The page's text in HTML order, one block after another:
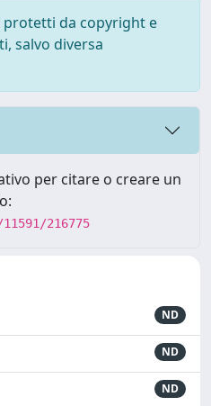
protetti da copyright e
salvo diversa
per citare o creare un
216775
ND
ND
ND